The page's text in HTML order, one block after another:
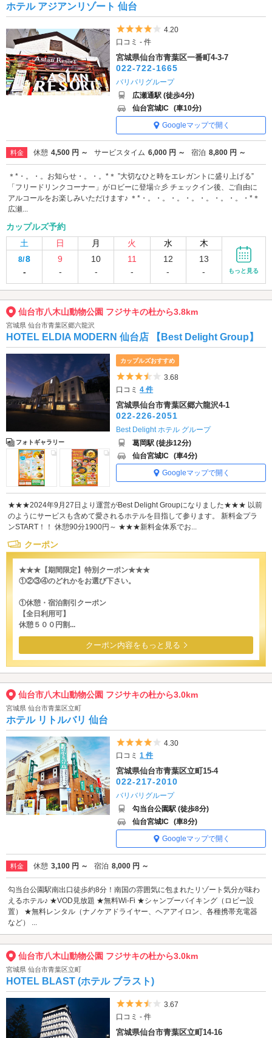
ホテル アジアンリゾート 仙台
5つ星のうち4
4.20
口コミ - 件
宮城県仙台市青葉区一番町4-3-7
022-722-1665
バリバリグループ
広瀬通駅 (徒歩4分)
仙台宮城IC (車10分)
Googleマップで開く
料金 休憩 4,500 円 ～ サービスタイム 6,000 円 ～ 宿泊 8,800 円 ～
＊*・。・。お知らせ・。・。*＊ ”大切なひと時をエレガントに盛り上げる”
「フリードリンクコーナー」がロビーに登場☆彡 チェックイン後、ご自由に
アルコールをお楽しみいただけます♪ ＊*・。・。・。・。・。・。・。・*＊
広瀬...
カップルズ予約
土
日 月 火 水 木
8/8
-
9
-
10
-
11
-
12
-
13
-
もっと見る
仙台市八木山動物公園 フジサキの杜から3.8km
宮城県 仙台市青葉区郷六龍沢
HOTEL ELDIA MODERN 仙台店 【Best Delight Group】
フォトギャラリー
カップルズおすすめ
5つ星のうち3.5
3.68
口コミ4 件
宮城県仙台市青葉区郷六龍沢4-1
022-226-2051
Best Delight ホテル グループ
葛岡駅 (徒歩12分)
仙台宮城IC (車4分)
Googleマップで開く
★★★2024年9月27日より運営がBest Delight Groupになりました★★★ 以前
のようにサービスも含めて愛されるホテルを目指して参ります。 新料金プラ
ンSTART！！ 休憩90分1900円～ ★★★新料金体系でお...
クーポン
★★★【期間限定】特別クーポン★★★
①②③④のどれかをお選び下さい。
①休憩・宿泊割引クーポン
【全日利用可】
休憩５００円割...
クーポン内容をもっと見る
仙台市八木山動物公園 フジサキの杜から3.0km
宮城県 仙台市青葉区立町
ホテル リトルバリ 仙台
5つ星のうち4
4.30
口コミ1 件
宮城県仙台市青葉区立町15-4
022-217-2010
バリバリグループ
勾当台公園駅 (徒歩8分)
仙台宮城IC (車8分)
Googleマップで開く
料金 休憩 3,100 円 ～ 宿泊 8,000 円 ～
勾当台公園駅南出口徒歩約8分！南国の雰囲気に包まれたリゾート気分が味わ
えるホテル♪ ★VOD見放題 ★無料Wi-Fi ★シャンプーバイキング（ロビー設
置） ★無料レンタル（ナノケアドライヤー、ヘアアイロン、各種携帯充電器
など） ...
仙台市八木山動物公園 フジサキの杜から3.0km
宮城県 仙台市青葉区立町
HOTEL BLAST (ホテル ブラスト)
5つ星のうち3.5
3.67
口コミ - 件
宮城県仙台市青葉区立町14-16